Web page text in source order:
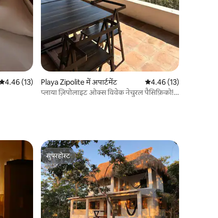
रेटिंग 5 में से 4.46, 13 समीक्षाएँ
4.46 (13)
Playa Zipolite में अपार्टमेंट औसत रेटिंग 5 में से 4.46,
4.46 (13)
प्लाया ज़िपोलाइट ओक्स विवेक नेचुरल पैसिफ़िको!
सुपरहोस्ट
सुपरहोस्ट